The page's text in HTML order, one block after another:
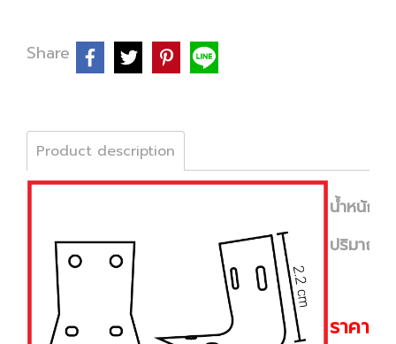
Share
Product description
น้ำหนัก
ปริมาณ
ราคา